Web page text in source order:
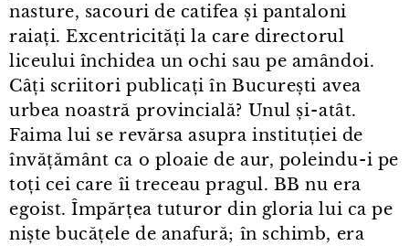
nasture, sacouri de catifea și pantaloni
raiați. Excentricități la care directorul
liceului închidea un ochi sau pe amândoi.
Câți scriitori publicați în București avea
urbea noastră provincială? Unul și⁠-⁠atât.
Faima lui se revărsa asupra instituției de
învățământ ca o ploaie de aur, poleindu⁠-⁠i pe
toți cei care îi treceau pragul. BB nu era
egoist. Împărțea tuturor din gloria lui ca pe
niște bucățele de anafură; în schimb, era